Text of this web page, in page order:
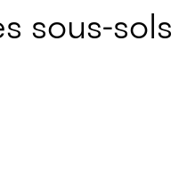
sous-sols